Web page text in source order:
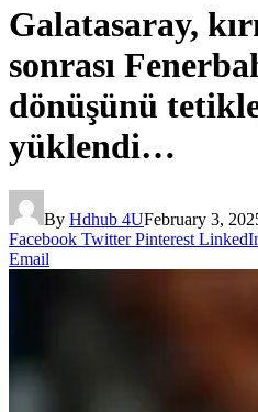
Galatasaray,
sonrası
dönüşünü
yüklendi…
By Hdhub 4UFebruary 3,
Facebook Twitter Pinterest
Email